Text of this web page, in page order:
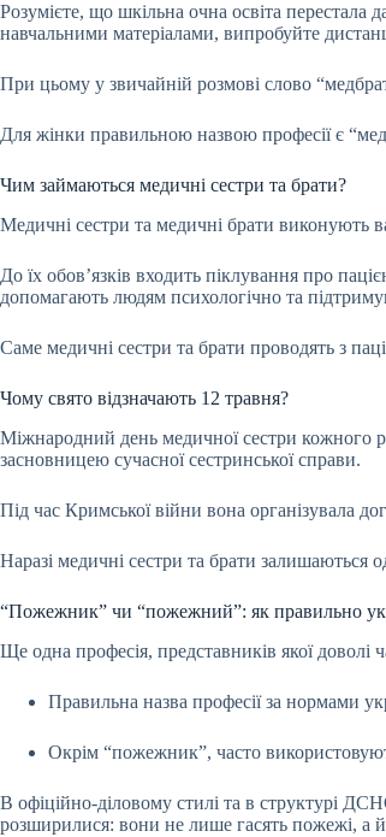
Розумієте, що шкільна очна освіта
навчальними матеріалами, випробуйте
При цьому у звичайній розмові слово
Для жінки правильною назвою професії є
Чим займаються медичні сестри та брати?
Медичні сестри та медичні брати виконують
До їх обов’язків входить піклування про
допомагають людям психологічно та
Саме медичні сестри та брати проводять з
Чому свято відзначають 12 травня?
Міжнародний день медичної сестри кожного
засновницею сучасної сестринської справи.
Під час Кримської війни вона організувала
Наразі медичні сестри та брати
“Пожежник” чи “пожежний”: як правильно
Ще одна професія, представників якої доволі
Правильна назва професії за нормами
Окрім “пожежник”, часто
В офіційно-діловому стилі та в структурі
розширилися: вони не лише гасять пожежі, а